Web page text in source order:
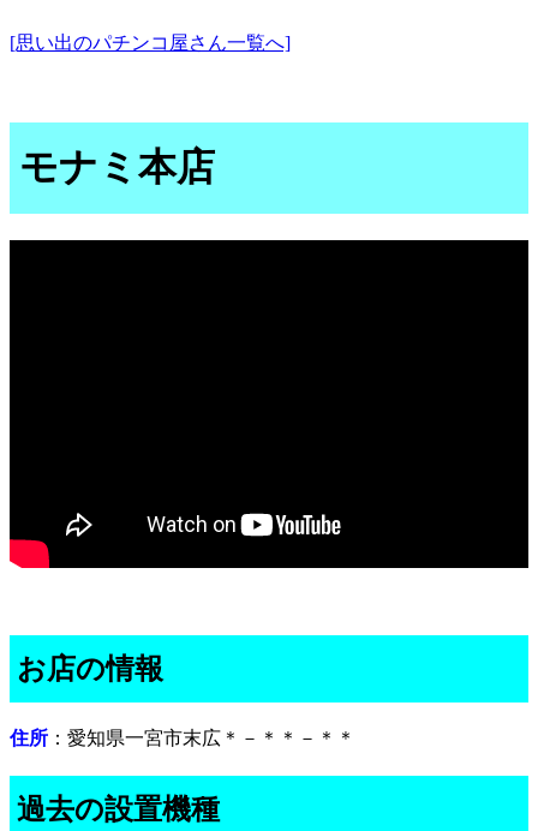
[思い出のパチンコ屋さん一覧へ]
モナミ本店
お店の情報
住所 ：愛知県一宮市末広＊－＊＊－＊＊
過去の設置機種